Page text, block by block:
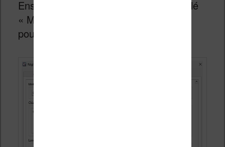
Ensuite, dans le deuxième onglet appelé
« Moteur », j’ai choisi d’utiliser OpenAI
pour la traduction.